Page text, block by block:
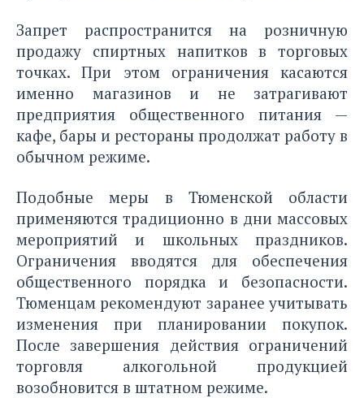
Запрет распространится на розничную
продажу спиртных напитков в торговых
точках. При этом ограничения касаются
именно магазинов и не затрагивают
предприятия общественного питания —
кафе, бары и рестораны продолжат работу в
обычном режиме.
Подобные меры в Тюменской области
применяются традиционно в дни массовых
мероприятий и школьных праздников.
Ограничения вводятся для обеспечения
общественного порядка и безопасности.
Тюменцам рекомендуют заранее учитывать
изменения при планировании покупок.
После завершения действия ограничений
торговля алкогольной продукцией
возобновится в штатном режиме.